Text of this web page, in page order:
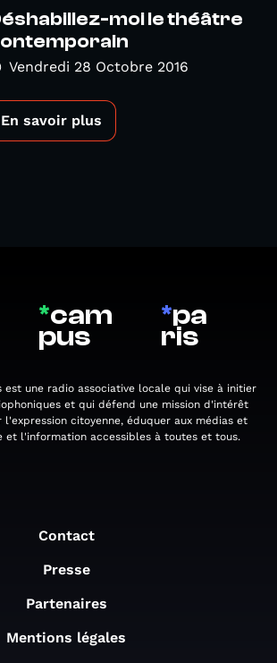
moi le théâtre
Vendredi 28 Octobre 2016
En savoir plus
*cam
pus
*pa
ris
est une radio associative locale qui vise à initier
et qui défend une mission d'intérêt
l'expression citoyenne, éduquer aux médias et
et l'information accessibles à toutes et tous.
Contact
Presse
Partenaires
Mentions légales